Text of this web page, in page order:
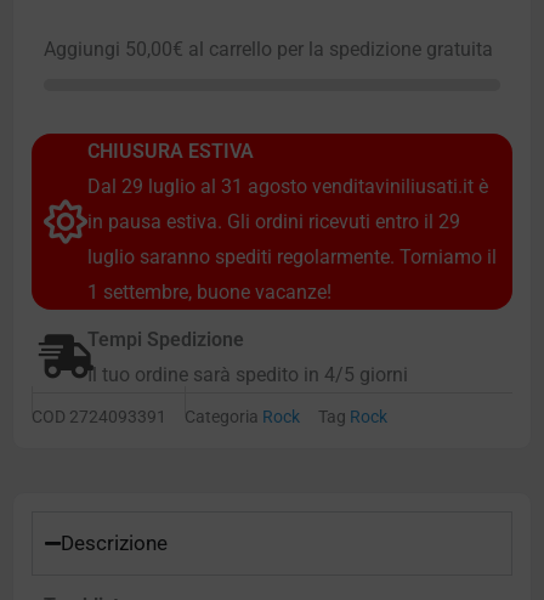
Aggiungi 50,00€ al carrello per la spedizione gratuita
CHIUSURA ESTIVA
Dal 29 luglio al 31 agosto venditaviniliusati.it è
in pausa estiva. Gli ordini ricevuti entro il 29
luglio saranno spediti regolarmente. Torniamo il
1 settembre, buone vacanze!
Tempi Spedizione
Il tuo ordine sarà spedito in 4/5 giorni
COD 2724093391 Categoria Rock Tag Rock
Descrizione